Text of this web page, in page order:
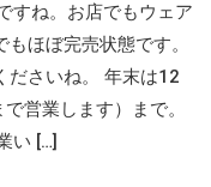
すね。お店でもウェア
ほぼ完売状態です。
ださいね。 年末は12
営業します）まで。
い […]